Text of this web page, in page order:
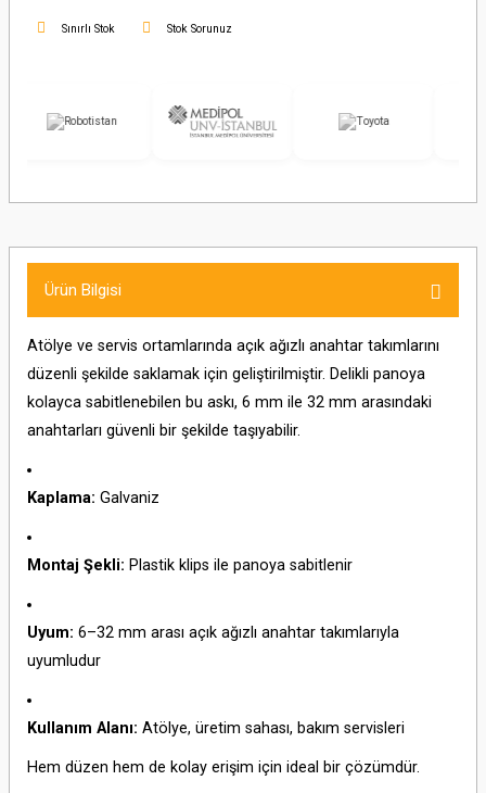
Sınırlı Stok Stok Sorunuz
Ürün Bilgisi
Atölye ve servis ortamlarında açık ağızlı anahtar takımlarını
düzenli şekilde saklamak için geliştirilmiştir. Delikli panoya
kolayca sabitlenebilen bu askı, 6 mm ile 32 mm arasındaki
anahtarları güvenli bir şekilde taşıyabilir.
Kaplama: Galvaniz
Montaj Şekli: Plastik klips ile panoya sabitlenir
Uyum: 6–32 mm arası açık ağızlı anahtar takımlarıyla
uyumludur
Kullanım Alanı: Atölye, üretim sahası, bakım servisleri
Hem düzen hem de kolay erişim için ideal bir çözümdür.